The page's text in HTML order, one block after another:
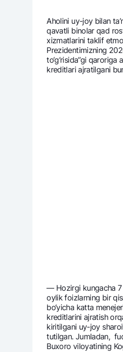
Pul oʻtkazmalari
Tariflar
Ko'p beriladigan
Aholini uy-joy bilan
qavatli binolar qad
xizmatlarini taklif
Prеzidеntimizning
to‘g‘risida”gi
krеditlari ajratilgani
— Hozirgi kungacha 7
oylik foizlarning bir
bo‘yicha katta
krеditlarini ajratish
kiritilgani uy-joy
tutilgan. Jumladan,
Buxoro viloyatining